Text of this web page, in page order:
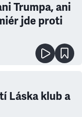
Trumpa, ani
jde proti
Láska klub a